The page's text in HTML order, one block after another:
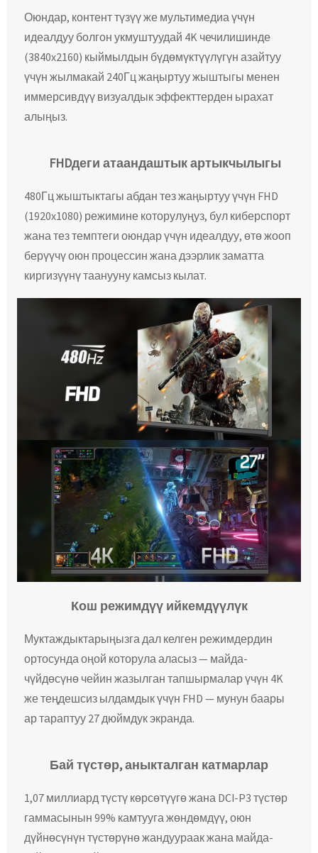
Оюндар, контент түзүү же мультимедиа үчүн
идеалдуу болгон укмуштуудай 4K чечилишинде
(3840x2160) кыймылдын бүдөмүктүүлүгүн азайтуу
үчүн жылмакай 240Гц жаңыртуу жыштыгы менен
иммерсивдүү визуалдык эффекттерден ырахат
алыңыз.
FHDдеги атаандаштык артыкчылыгы
480Гц жыштыктагы абдан тез жаңыртуу үчүн FHD
(1920x1080) режимине которулуңуз, бул киберспорт
жана тез темптеги оюндар үчүн идеалдуу, өтө жооп
берүүчү оюн процессин жана дээрлик заматта
киргизүүнү таанууну камсыз кылат.
Кош режимдүү ийкемдүүлүк
Муктаждыктарыңызга дал келген режимдердин
ортосунда оңой которула аласыз — майда-
чүйдөсүнө чейин жазылган тапшырмалар үчүн 4K
же теңдешсиз ылдамдык үчүн FHD — мунун баары
ар тараптуу 27 дюймдук экранда.
Бай түстөр, аныкталган катмарлар
1,07 миллиард түстү көрсөтүүгө жана DCI-P3 түстөр
гаммасынын 99% камтууга жөндөмдүү, оюн
дүйнөсүнүн түстөрүнө жандуураак жана майда-